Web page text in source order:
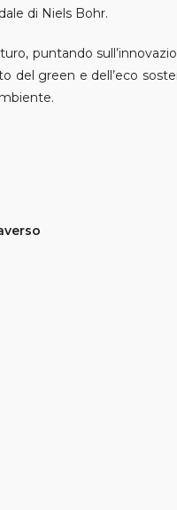
di Niels Bohr.
puntando
del green e dell’eco